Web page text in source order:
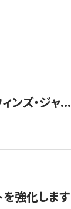
ンズ・ジャ...
強化します